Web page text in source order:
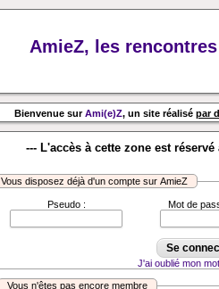
AmieZ, les
Bienvenue surAmi(e)Z, un site réalisé par
--- L'accès à cette zone est
Vous disposez déjà d'un compte sur AmieZ
Pseudo : Mot de
J'ai oublié mon
Vous n'êtes pas encore membre